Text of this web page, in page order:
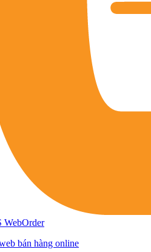
WebOrder
bán hàng online